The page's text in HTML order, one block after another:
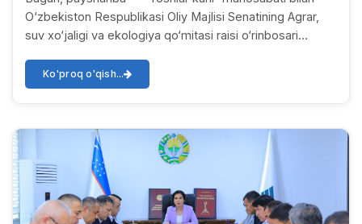
O‘zbekiston Respublikasi Oliy Majlisi Senatining Agrar,
suv xo‘jaligi va ekologiya qo‘mitasi raisi o‘rinbosari
Ko'proq o'qish...